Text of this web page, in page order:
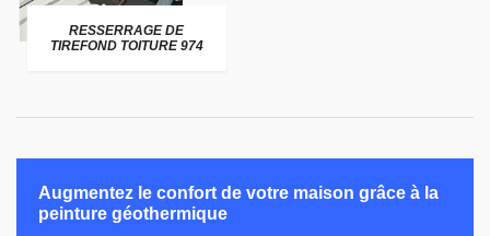
RESSERRAGE DE
TIREFOND TOITURE 974
Augmentez le confort de votre maison grâce à la
peinture géothermique